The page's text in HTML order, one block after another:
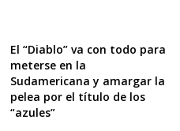
El “Diablo” va con todo para
meterse en la
Sudamericana y amargar la
pelea por el título de los
“azules”